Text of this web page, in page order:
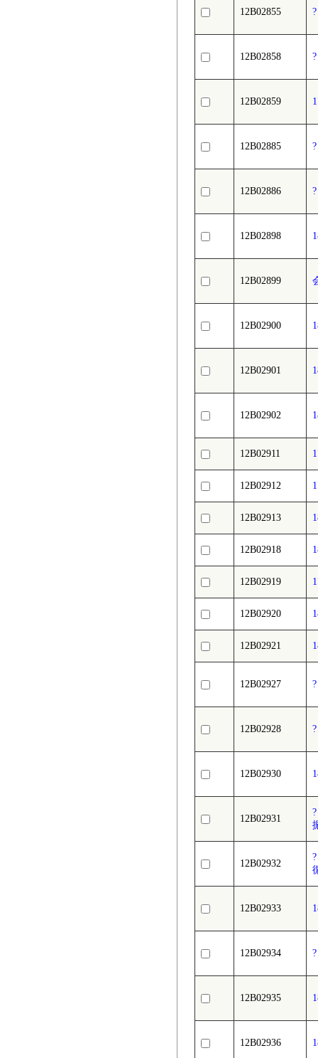
12B02855
12B02858
12B02859
12B02885
12B02886
12B02898
12B02899
12B02900
12B02901
12B02902
12B02911
12B02912
12B02913
12B02918
12B02919
12B02920
12B02921
12B02927
12B02928
12B02930
12B02931
12B02932
12B02933
12B02934
12B02935
12B02936